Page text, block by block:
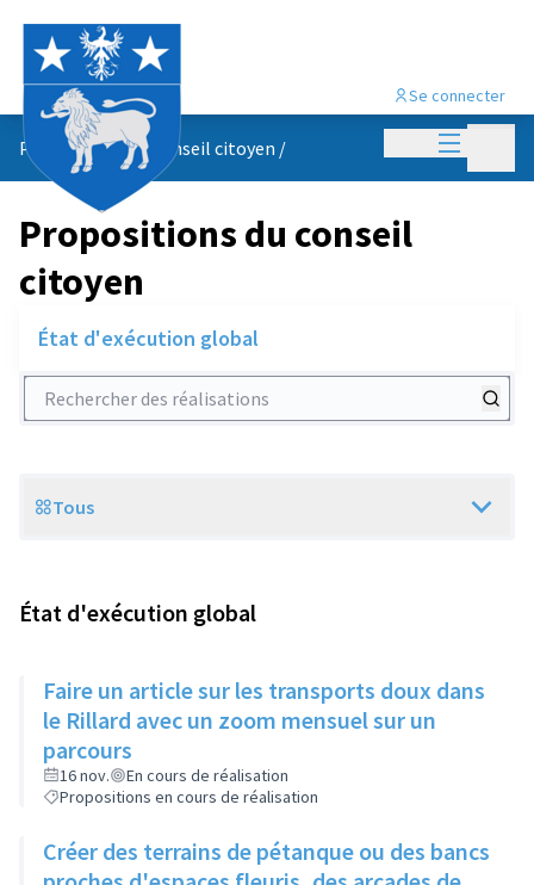
Menu
Se connecter
Propositions du conseil citoyen /
Propositions du conseil
citoyen
État d'exécution global
Rechercher des réalisations
Scope
Tous
État d'exécution global
Faire un article sur les transports doux dans
le Rillard avec un zoom mensuel sur un
parcours
16 nov.
En cours de réalisation
Propositions en cours de réalisation
Créer des terrains de pétanque ou des bancs